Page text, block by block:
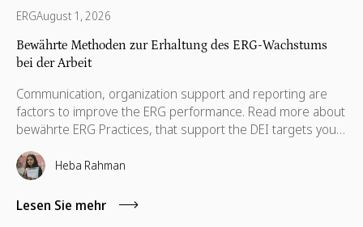
ERGAugust 1, 2026
Bewährte Methoden zur Erhaltung des ERG-Wachstums
bei der Arbeit
Communication, organization support and reporting are
factors to improve the ERG performance. Read more about
bewährte ERG Practices, that support the DEI targets your
company.
Heba Rahman
Lesen Sie mehr